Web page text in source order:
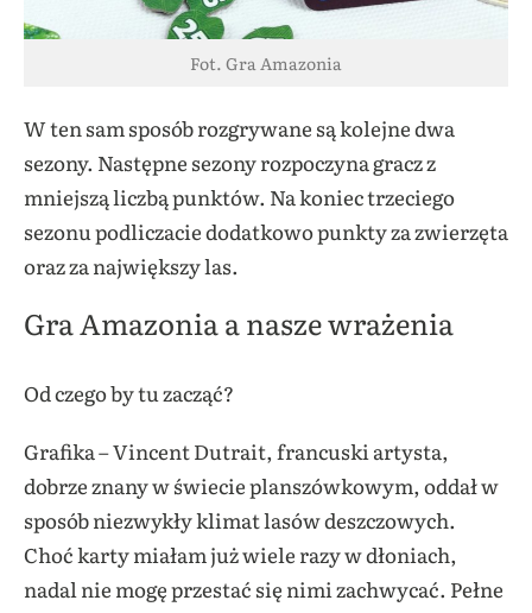
Fot. Gra Amazonia
W ten sam sposób rozgrywane są kolejne dwa
sezony. Następne sezony rozpoczyna gracz z
mniejszą liczbą punktów. Na koniec trzeciego
sezonu podliczacie dodatkowo punkty za zwierzęta
oraz za największy las.
Gra Amazonia a nasze wrażenia
Od czego by tu zacząć?
Grafika – Vincent Dutrait, francuski artysta,
dobrze znany w świecie planszówkowym, oddał w
sposób niezwykły klimat lasów deszczowych.
Choć karty miałam już wiele razy w dłoniach,
nadal nie mogę przestać się nimi zachwycać. Pełne